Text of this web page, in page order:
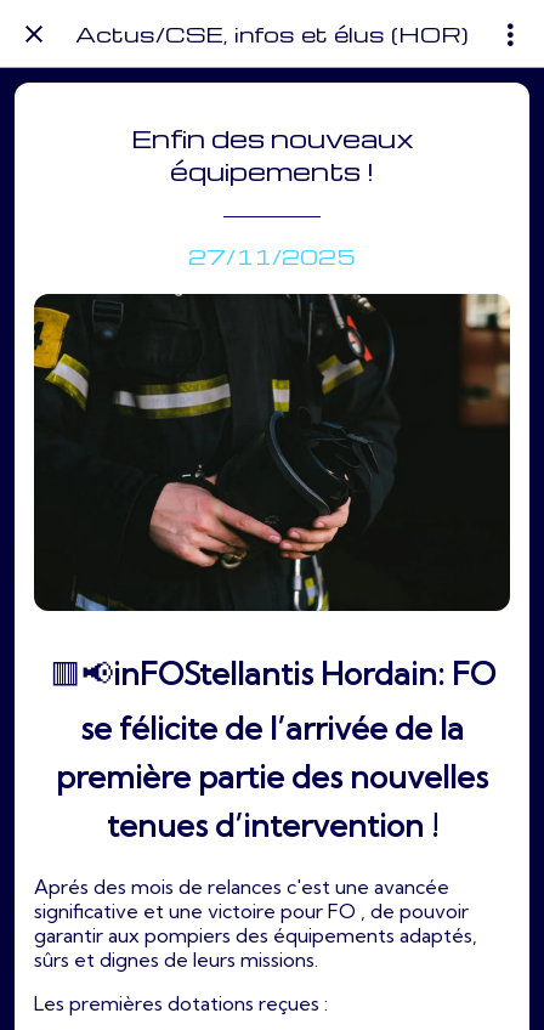
Actus/CSE, infos et élus (HOR)
Enfin des nouveaux
équipements !
27/11/2025
🟥📢inFOStellantis Hordain: FO
se félicite de l’arrivée de la
première partie des nouvelles
tenues d’intervention !
Aprés des mois de relances c'est une avancée
significative et une victoire pour FO , de pouvoir
garantir aux pompiers des équipements adaptés,
sûrs et dignes de leurs missions.
Les premières dotations reçues :